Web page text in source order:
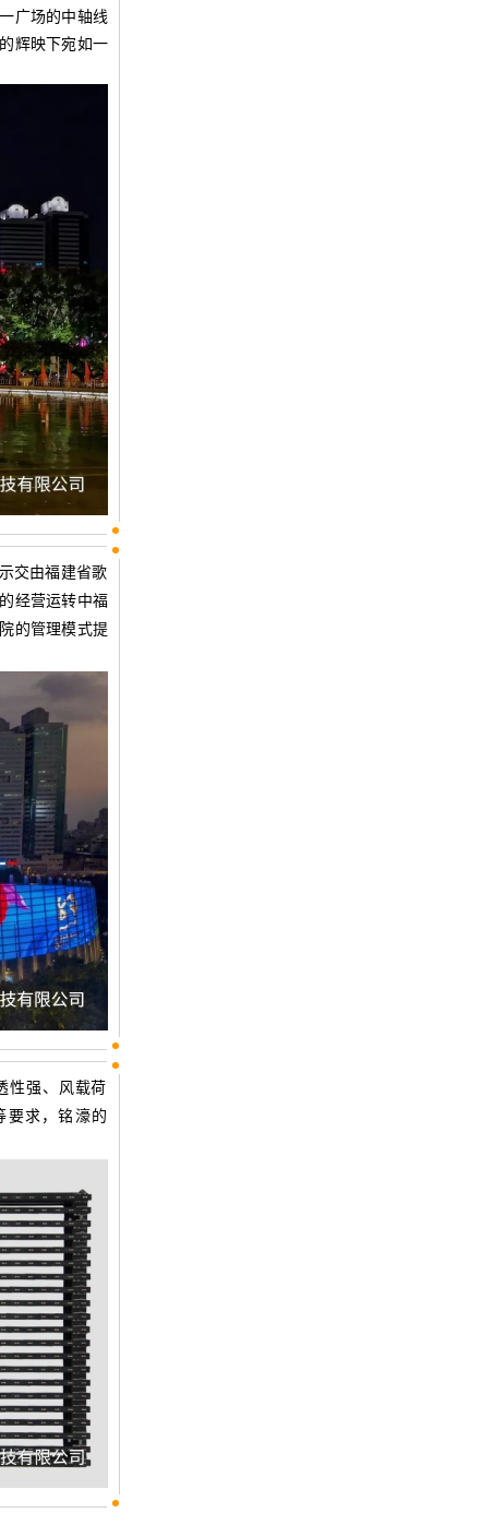
广场的中轴线
辉映下宛如一
交由福建省歌
经营运转中福
的管理模式提
性强、风载荷
要求，铭濠的